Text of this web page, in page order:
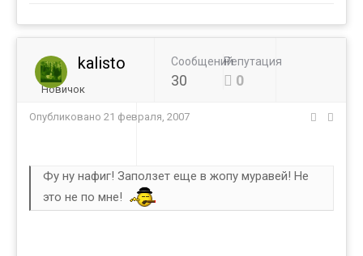
kalisto
Новичок
Сообщений
30
Репутация
0
Опубликовано 21 февраля, 2007
Фу ну нафиг! Заползет еще в жопу муравей! Не
это не по мне!